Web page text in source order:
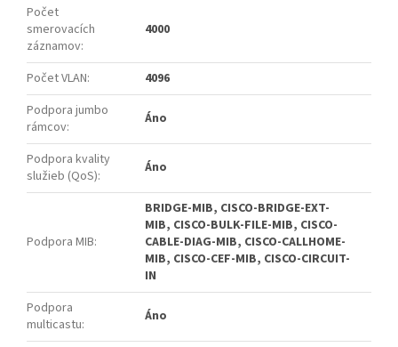
Počet
smerovacích
záznamov:
4000
Počet VLAN:
4096
Podpora jumbo
rámcov: Áno
Podpora kvality
služieb (QoS): Áno
Podpora MIB:
BRIDGE-MIB, CISCO-BRIDGE-EXT-
MIB, CISCO-BULK-FILE-MIB, CISCO-
CABLE-DIAG-MIB, CISCO-CALLHOME-
MIB, CISCO-CEF-MIB, CISCO-CIRCUIT-
IN
Podpora
multicastu: Áno